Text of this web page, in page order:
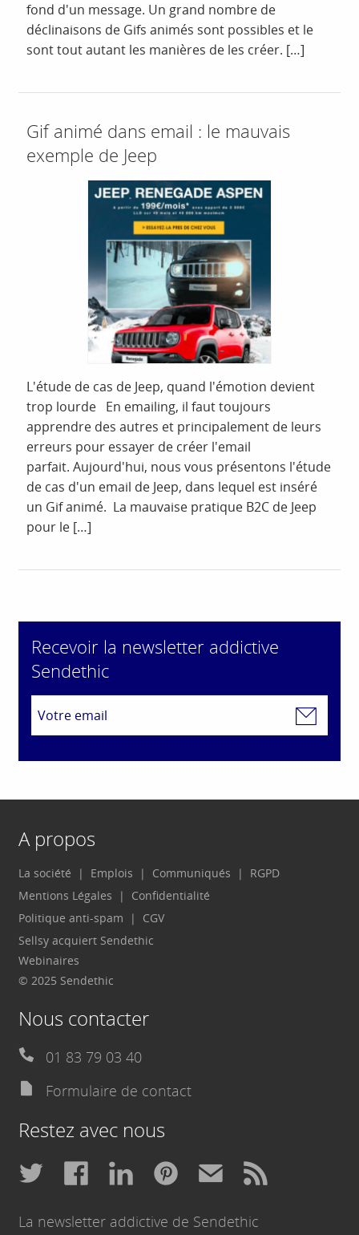
fond d'un message. Un grand nombre de
déclinaisons de Gifs animés sont possibles et le
sont tout autant les manières de les créer. […]
Gif animé dans email : le mauvais
exemple de Jeep
L'étude de cas de Jeep, quand l'émotion devient
trop lourde En emailing, il faut toujours
apprendre des autres et principalement de leurs
erreurs pour essayer de créer l'email
parfait. Aujourd'hui, nous vous présentons l'étude
de cas d'un email de Jeep, dans lequel est inséré
un Gif animé. La mauvaise pratique B2C de Jeep
pour le […]
Recevoir la newsletter addictive
Sendethic
A propos
La société Emplois Communiqués
RGPD
Mentions Légales
Confidentialité
Politique anti-spam
CGV
Sellsy acquiert Sendethic
Webinaires
© 2025 Sendethic
Nous contacter
01 83 79 03 40
Formulaire de contact
Restez avec nous
La newsletter addictive de Sendethic